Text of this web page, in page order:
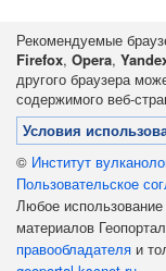
Рекомендуемые
Firefox, Opera,
другого браузера
содержимого веб-
Условия
© Институт
Пользовательское
Любое
материалов
правообладателя и